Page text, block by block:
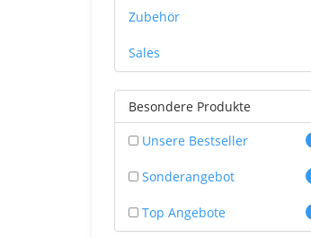
Zubehör
Sales
Besondere Produkte
Unsere Bestseller
Sonderangebot
Top Angebote